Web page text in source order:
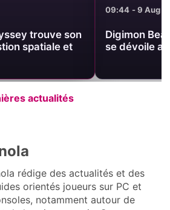
: l’arc Asuka
visuel officiel
09:35 - 9 Aug
[Test]
musée FMV
actualités
rédige des actualités et des
orientés joueurs sur PC et
notamment autour de